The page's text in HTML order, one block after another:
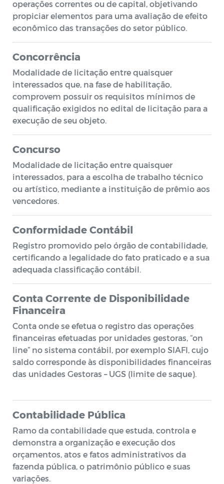
operações correntes ou de capital, objetivando
propiciar elementos para uma avaliação de efeito
econômico das transações do setor público.
Concorrência
Modalidade de licitação entre quaisquer
interessados que, na fase de habilitação,
comprovem possuir os requisitos mínimos de
qualificação exigidos no edital de licitação para a
execução de seu objeto.
Concurso
Modalidade de licitação entre quaisquer
interessados, para a escolha de trabalho técnico
ou artístico, mediante a instituição de prêmio aos
vencedores.
Conformidade Contábil
Registro promovido pelo órgão de contabilidade,
certificando a legalidade do fato praticado e a sua
adequada classificação contábil.
Conta Corrente de Disponibilidade
Financeira
Conta onde se efetua o registro das operações
financeiras efetuadas por unidades gestoras, “on
line” no sistema contábil, por exemplo SIAFI, cujo
saldo corresponde às disponibilidades financeiras
das unidades Gestoras – UGS (limite de saque).
Contabilidade Pública
Ramo da contabilidade que estuda, controla e
demonstra a organização e execução dos
orçamentos, atos e fatos administrativos da
fazenda pública, o patrimônio público e suas
variações.